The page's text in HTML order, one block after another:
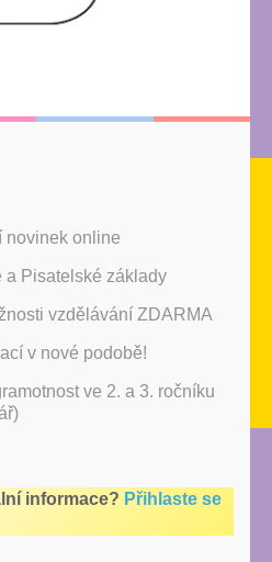
novinek online
a Pisatelské základy
vzdělávání ZDARMA
v nové podobě!
ve 2. a 3. ročníku
informace? Přihlaste se